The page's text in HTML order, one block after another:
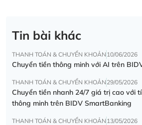
Tin bài khác
THANH TOÁN & CHUYỂN KHOẢN 10/06/2026
Chuyển tiền thông minh với AI trên
THANH TOÁN & CHUYỂN KHOẢN 29/05/2026
Chuyển tiền nhanh 24/7 giá trị cao với
thông minh trên BIDV SmartBanking
THANH TOÁN & CHUYỂN KHOẢN 13/05/2026